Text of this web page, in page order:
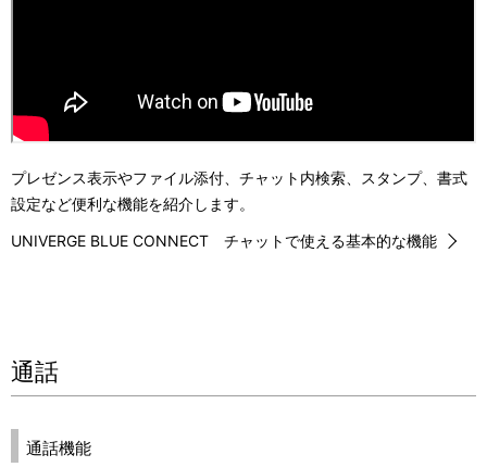
プレゼンス表示やファイル添付、チャット内検索、スタンプ、書式
設定など便利な機能を紹介します。
UNIVERGE BLUE CONNECT チャットで使える基本的な機能
通話
通話機能